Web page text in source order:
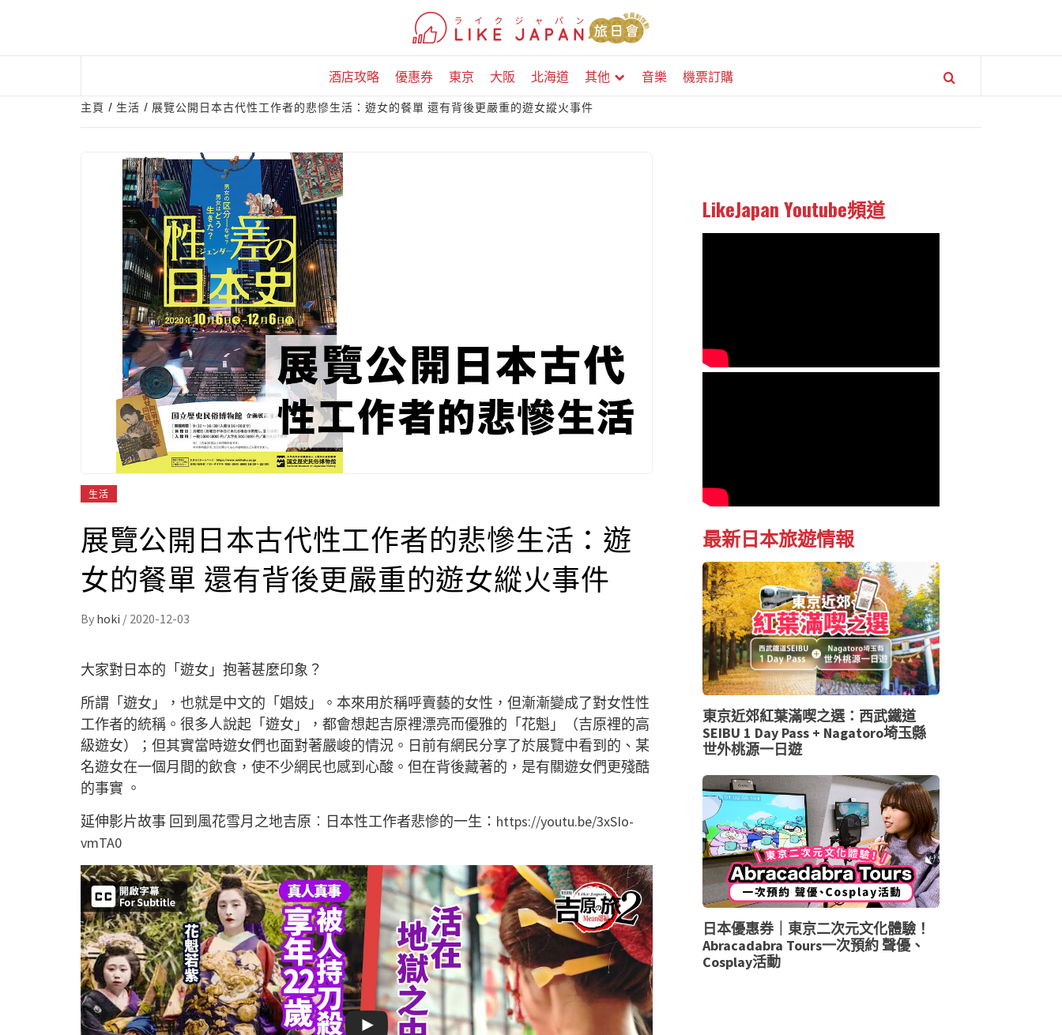
酒店攻略 優惠券 東京 大阪 北海道 其他 音樂 機票訂購
主頁 生活 展覽公開日本古代性工作者的悲慘生活：遊女的餐單 還有背後更嚴重的遊女縱火事件
生活
展覽公開日本古代性工作者的悲慘生活：遊
女的餐單 還有背後更嚴重的遊女縱火事件
By hoki / 2020-12-03
大家對日本的「遊女」抱著甚麼印象？
所謂「遊女」，也就是中文的「娼妓」。本來用於稱呼賣藝的女性，但漸漸變成了對女性性
工作者的統稱。很多人說起「遊女」，都會想起吉原裡漂亮而優雅的「花魁」（吉原裡的高
級遊女）；但其實當時遊女們也面對著嚴峻的情況。日前有網民分享了於展覽中看到的、某
名遊女在一個月間的飲食，使不少網民也感到心酸。但在背後藏著的，是有關遊女們更殘酷
的事實 。
延伸影片故事 回到風花雪月之地吉原︰日本性工作者悲慘的一生： https://youtu.be/3xSIo-
vmTA0
LikeJapan Youtube頻道
最新日本旅遊情報
東京近郊紅葉滿喫之選：西武鐵道
SEIBU 1 Day Pass + Nagatoro埼玉縣
世外桃源一日遊
日本優惠券｜東京二次元文化體驗！
Abracadabra Tours一次預約 聲優、
Cosplay活動